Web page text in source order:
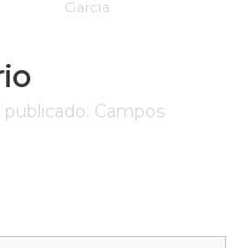
Garcia
Campos